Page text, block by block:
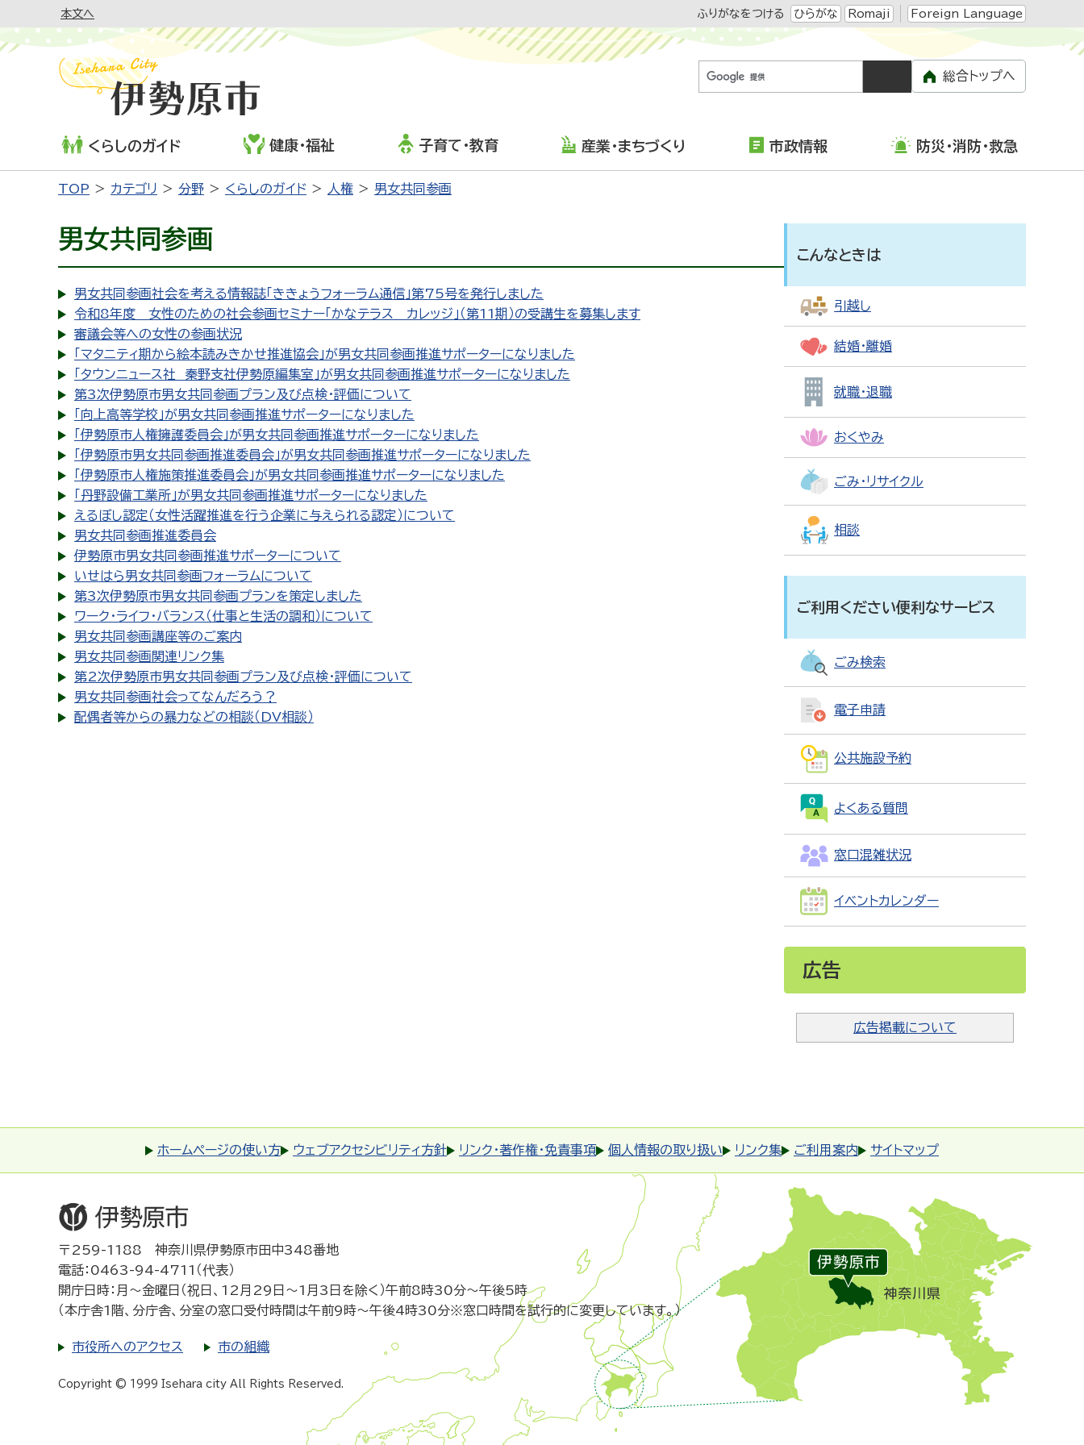
本文へ ふりがなをつける ひらがな Romaji Foreign Language
総合トップへ
くらしのガイド 健康・福祉 子育て・教育 産業・まちづくり 市政情報 防災・消防・救急
TOP カテゴリ 分野 くらしのガイド 人権 男女共同参画
男女共同参画
男女共同参画社会を考える情報誌「ききょうフォーラム通信」第75号を発行しました
令和8年度 女性のための社会参画セミナー「かなテラス カレッジ」（第11期）の受講生を募集します
審議会等への女性の参画状況
「マタニティ期から絵本読みきかせ推進協会」が男女共同参画推進サポーターになりました
「タウンニュース社 秦野支社伊勢原編集室」が男女共同参画推進サポーターになりました
第3次伊勢原市男女共同参画プラン及び点検・評価について
「向上高等学校」が男女共同参画推進サポーターになりました
「伊勢原市人権擁護委員会」が男女共同参画推進サポーターになりました
「伊勢原市男女共同参画推進委員会」が男女共同参画推進サポーターになりました
「伊勢原市人権施策推進委員会」が男女共同参画推進サポーターになりました
「丹野設備工業所」が男女共同参画推進サポーターになりました
えるぼし認定（女性活躍推進を行う企業に与えられる認定）について
男女共同参画推進委員会
伊勢原市男女共同参画推進サポーターについて
いせはら男女共同参画フォーラムについて
第3次伊勢原市男女共同参画プランを策定しました
ワーク・ライフ・バランス（仕事と生活の調和）について
男女共同参画講座等のご案内
男女共同参画関連リンク集
第2次伊勢原市男女共同参画プラン及び点検・評価について
男女共同参画社会ってなんだろう？
配偶者等からの暴力などの相談（DV相談）
こんなときは
引越し
結婚・離婚
就職・退職
おくやみ
ごみ・リサイクル
相談
ご利用ください便利なサービス
ごみ検索
電子申請
公共施設予約
よくある質問
窓口混雑状況
イベントカレンダー
広告
広告掲載について
ホームページの使い方 ウェブアクセシビリティ方針 リンク・著作権・免責事項 個人情報の取り扱い リンク集 ご利用案内 サイトマップ
〒259-1188 神奈川県伊勢原市田中348番地
電話：0463-94-4711（代表）
開庁日時：月～金曜日（祝日、12月29日～1月3日を除く）午前8時30分～午後5時
（本庁舎1階、分庁舎、分室の窓口受付時間は午前9時～午後4時30分※窓口時間を試行的に変更しています。）
市役所へのアクセス 市の組織
Copyright © 1999 Isehara city All Rights Reserved.